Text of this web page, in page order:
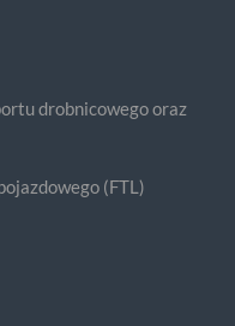
drobnicowego oraz
(FTL)